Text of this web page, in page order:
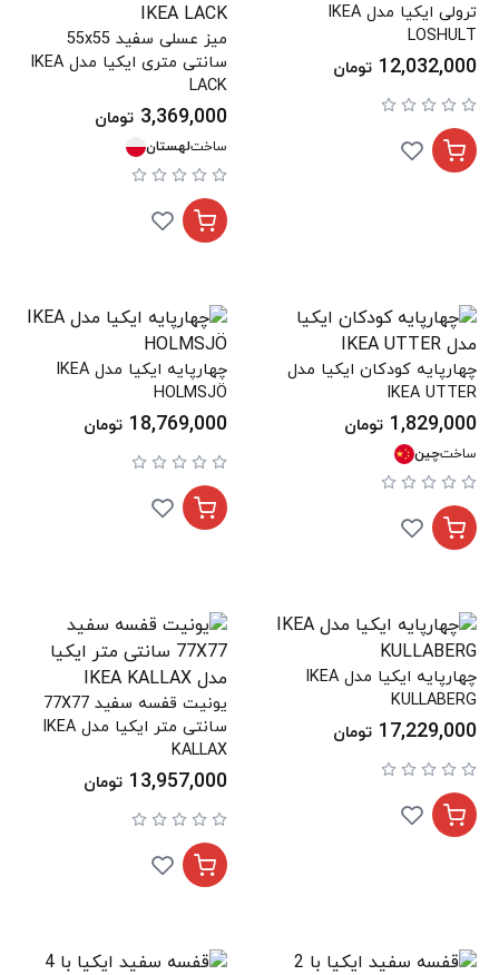
ترولی ایکیا مدل IKEA
LOSHULT
12,032,000 تومان
میز عسلی سفید 55x55
سانتی متری ایکیا مدل IKEA
LACK
3,369,000 تومان
ساختلهستان
چهارپایه کودکان ایکیا مدل
IKEA UTTER
1,829,000 تومان
ساختچین
چهارپایه ایکیا مدل IKEA
HOLMSJÖ
18,769,000 تومان
چهارپایه ایکیا مدل IKEA
KULLABERG
17,229,000 تومان
یونیت قفسه سفید 77X77
سانتی متر ایکیا مدل IKEA
KALLAX
13,957,000 تومان